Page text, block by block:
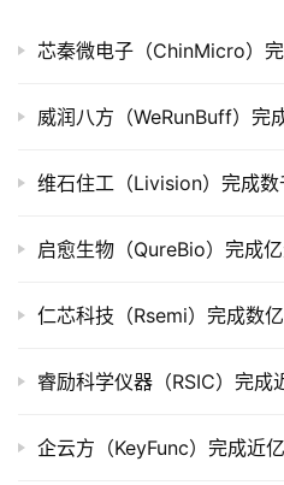
组
公
市
创
数
业
芯秦微电子（ChinMicro）
威润八方（WeRunBuff）完
维石住工（Livision）完成数
启愈生物（QureBio）完成
仁芯科技（Rsemi）完成数
睿励科学仪器（RSIC）完成
企云方（KeyFunc）完成近